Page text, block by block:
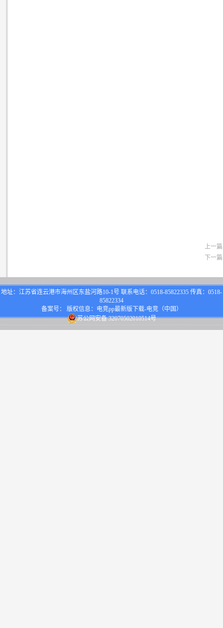
上一
下一
地址：江苏省连云港市海州区东盐河路10-1号 联系电话：0518-85822335 传真：0518-
85822334
备案号： 版权信息：电竞pp最新版下载-电竞（中国）
苏公网安备 32070502010514号